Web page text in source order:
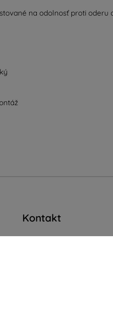
na odolnosť proti
Kontakt
info@top4mobile.eu